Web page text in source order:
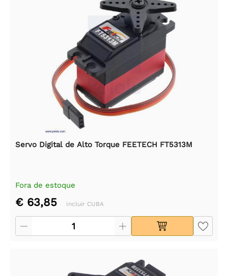
Servo Digital de Alto Torque FEETECH FT5313M
Fora de estoque
€ 63,85 Incluir CUBA